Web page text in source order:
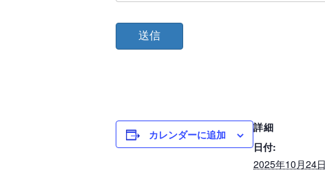
カレンダーに追加
詳細
日付:
2025年10月24日